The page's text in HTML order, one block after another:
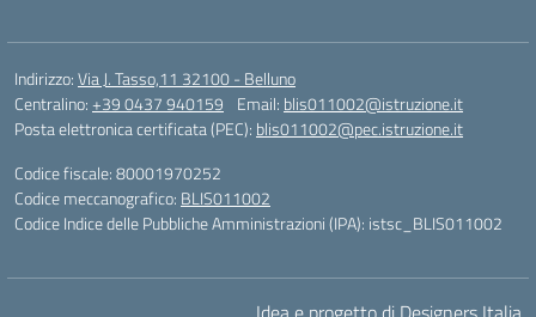
Indirizzo:Via J. Tasso,11 32100 - Belluno
Centralino:+39 0437 940159 Email: blis011002@istruzione.it
Posta elettronica certificata (PEC): blis011002@pec.istruzione.it
Codice fiscale: 80001970252
Codice meccanografico: BLIS011002
Codice Indice delle Pubbliche Amministrazioni (IPA): istsc_BLIS011002